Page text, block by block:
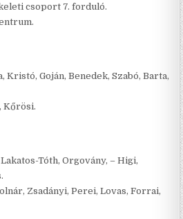
csoport 7. forduló.
Kristó, Goján, Benedek, Szabó, Barta,
Kőrösi.
Tóth, Orgovány, – Higi,
Zsadányi, Perei, Lovas, Forrai,